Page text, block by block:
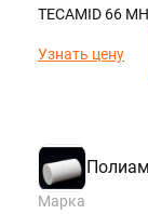
TECAMID 66 MH
Узнать цену
Марка